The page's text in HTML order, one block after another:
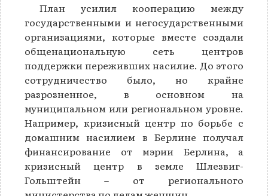
План усилил кооперацию между
государственными и негосударственными
организациями, которые вместе создали
общенациональную сеть центров
поддержки переживших насилие. До этого
сотрудничество было, но крайне
разрозненное, в основном на
муниципальном или региональном уровне.
Например, кризисный центр по борьбе с
домашним насилием в Берлине получал
финансирование от мэрии Берлина, а
кризисный центр в земле Шлезвиг-
Гольштейн – от регионального